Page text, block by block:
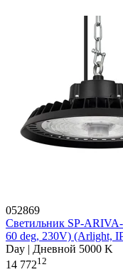
052869
Светильник SP-
60 deg, 230V) (Arlight,
Day | Дневной 5000 K
14 77212